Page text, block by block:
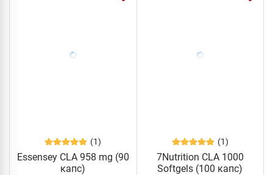
(1)
Essensey CLA 958 mg (90
капс)
(1)
7Nutrition CLA 1000
Softgels (100 капс)